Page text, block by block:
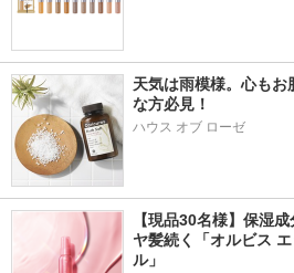
5.5
227件
マンダム ハッピー
デオ 薬用 汗コント
ロール ミスト
5.9
天気は雨模様。心も
な方必見！
ハウス オブ ローゼ
【現品30名様】保湿
ヤ髪続く「オルビス
ル」